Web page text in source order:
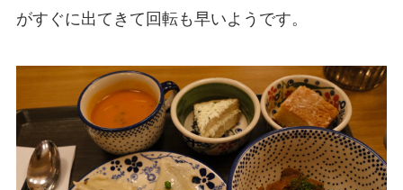
がすぐに出てきて回転も早いようです。